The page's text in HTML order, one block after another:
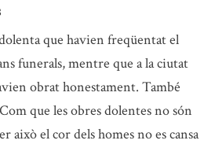
que havien freqüentat el
funerals, mentre que a la ciutat
obrat honestament. També
Com que les obres dolentes no són
això el cor dels homes no es cansa